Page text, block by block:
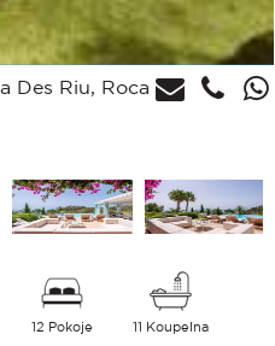
Des Riu, Roca
12 Pokoje 11 Koupelna